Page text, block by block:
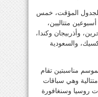
المؤقت، خمس
متتاليين،
وأذربيجان وكندا،
والسعودية
مناسبتين تقام
وهي سباقات
روسيا وسنغافورة